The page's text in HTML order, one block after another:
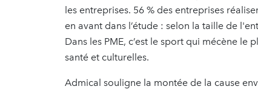
les entreprises. 56 % des entreprises
en avant dans l’étude : selon la taille de
Dans les PME, c’est le sport qui mécène le
santé et culturelles.
Admical souligne la montée de la cause